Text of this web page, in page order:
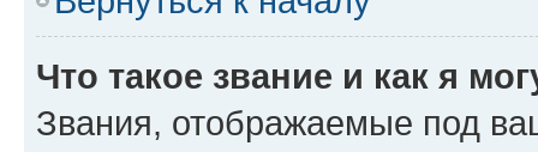
Что такое звание и как я
Звания, отображаемые под